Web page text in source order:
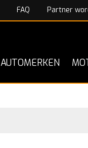
FAQ Partner
AUTOMERKEN